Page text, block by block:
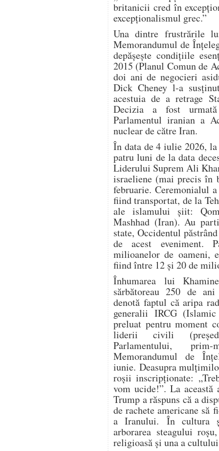
britanicii cred în
excepționalismul grec.”
Una dintre frustrările
Memorandumul de
depășește condițiile
2015 (Planul Comun de
doi ani de negocieri
Dick Cheney l-a
acestuia de a retrage
Decizia a fost
Parlamentul iranian a
nuclear de către Iran.
În data de 4 iulie 2026,
patru luni de la data
Liderului Suprem Ali
israeliene (mai precis în
februarie. Ceremonialul
fiind transportat, de la
ale islamului șiit:
Mashhad (Iran). Au
state, Occidentul
de acest eveniment.
milioanelor de oameni,
fiind între 12 și 20 de
Înhumarea lui
sărbătoreau 250 de
denotă faptul că aripa
generalii IRCG
preluat pentru moment
liderii civili
Parlamentului,
Memorandumul de
iunie. Deasupra
roșii inscripționate:
vom ucide!”. La această
Trump a răspuns că a
de rachete americane să
a Iranului. În cultura
arborarea steagului
religioasă și una a